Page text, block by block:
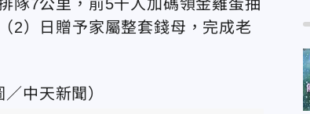
隊7公里，前5千人加碼領金雞蛋抽
2）日贈予家屬整套錢母，完成老